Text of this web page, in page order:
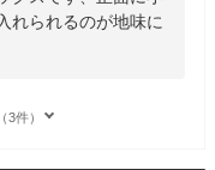
れられるのが地味に
件）